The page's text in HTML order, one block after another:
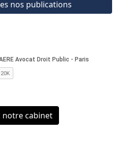
nos publications
notre cabinet